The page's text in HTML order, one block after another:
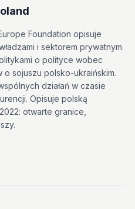
Foundation opisuje
i sektorem prywatnym.
o polityce wobec
sojuszu polsko-ukraińskim.
działań w czasie
Opisuje polską
otwarte granice,